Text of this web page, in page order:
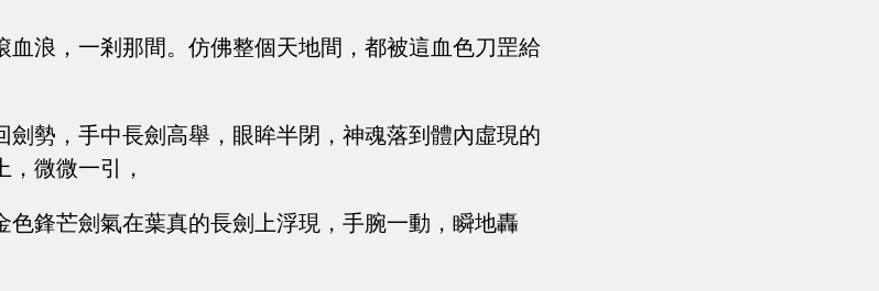
血浪，一剎那間。仿佛整個天地間，都被這血色刀罡給
劍勢，手中長劍高舉，眼眸半閉，神魂落到體內虛現的
微微一引，
色鋒芒劍氣在葉真的長劍上浮現，手腕一動，瞬地轟